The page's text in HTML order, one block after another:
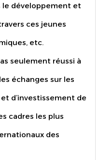
le développement et
ces jeunes
etc.
seulement réussi à
échanges sur les
d’investissement de
cadres les plus
des